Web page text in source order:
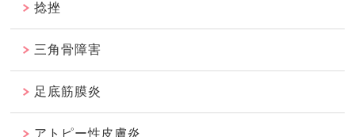
捻挫
三角骨障害
足底筋膜炎
アトピー性皮膚炎